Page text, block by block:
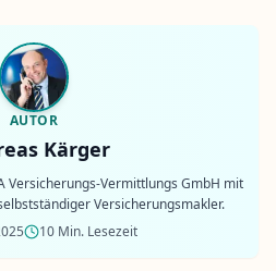
AUTOR
Kärger
Versicherungs-Vermittlungs GmbH mit
Versicherungsmakler.
10 Min. Lesezeit